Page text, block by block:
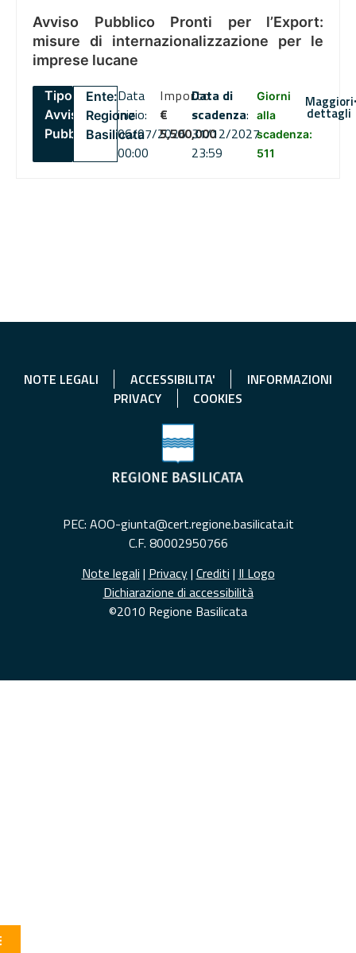
Avviso Pubblico Pronti per l’Export:
misure di internazionalizzazione per le
imprese lucane
Tipo:
Avviso
Pubblico
Ente:
Regione
Basilicata
Data
inizio:
06/07/2026
00:00
Importo
€
5,500,000
Data di
scadenza:
31/12/2027
23:59
Giorni
alla
scadenza:
511
Maggiori
dettagli
NOTE LEGALI ACCESSIBILITA'
INFORMAZIONI
PRIVACY
COOKIES
PEC: AOO-giunta@cert.regione.basilicata.it
C.F. 80002950766
Note legali | Privacy| Crediti | Il Logo
Dichiarazione di accessibilità
©2010 Regione Basilicata